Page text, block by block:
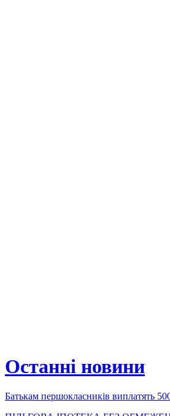
Останні новини
Батькам першокласників виплатять